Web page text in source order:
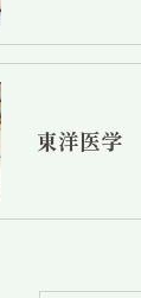
東洋医学